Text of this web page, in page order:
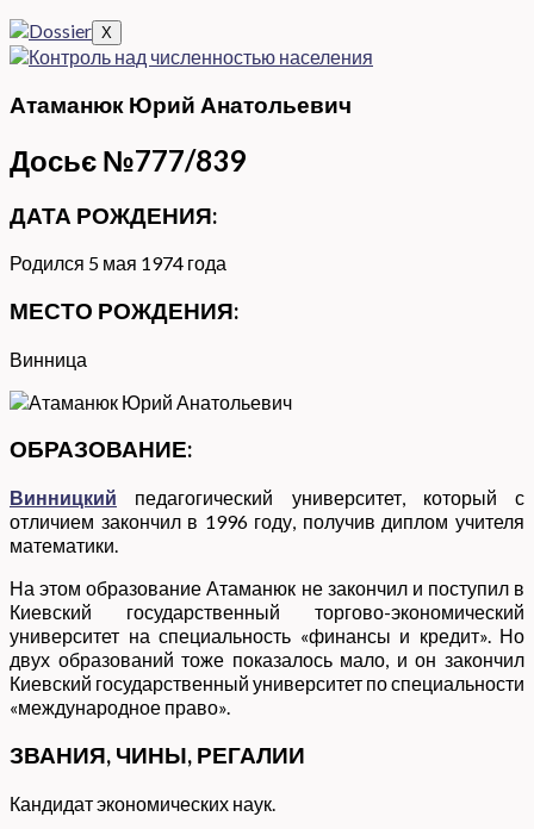
X
Атаманюк Юрий Анатольевич
Досьє №777/839
ДАТА РОЖДЕНИЯ:
Родился 5 мая 1974 года
МЕСТО РОЖДЕНИЯ:
Винница
ОБРАЗОВАНИЕ:
Винницкий педагогический университет, который с
отличием закончил в 1996 году, получив диплом учителя
математики.
На этом образование Атаманюк не закончил и поступил в
Киевский государственный торгово-экономический
университет на специальность «финансы и кредит». Но
двух образований тоже показалось мало, и он закончил
Киевский государственный университет по специальности
«международное право».
ЗВАНИЯ, ЧИНЫ, РЕГАЛИИ
Кандидат экономических наук.